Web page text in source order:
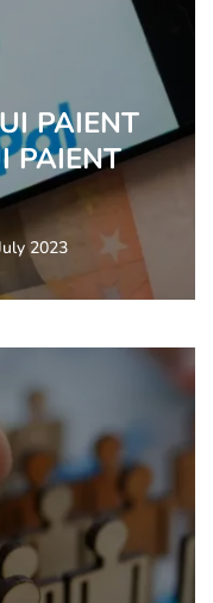
PAIENT
PAIENT
2023